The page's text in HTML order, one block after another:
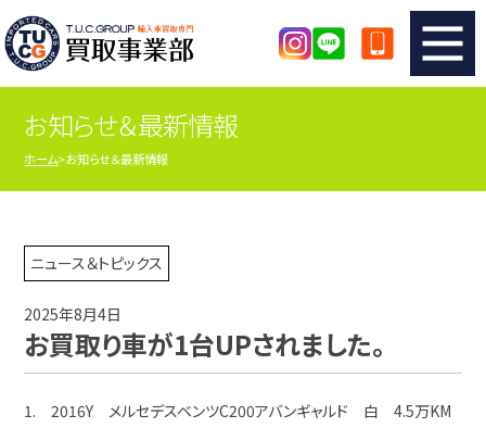
TUCのカンタン査定
査定の注意事項 メーカー別査定フォーム
TUCの買取実績
店舗紹介
お知らせ＆最新情報
ホーム お知らせ＆最新情報
ニュース＆トピックス
2025年8月4日
お買取り車が1台UPされました。
1. 2016Y メルセデスベンツC200アバンギャルド 白 4.5万KM